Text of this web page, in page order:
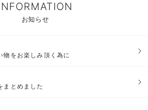
お知らせ
物をお楽しみ頂く為に
まとめました